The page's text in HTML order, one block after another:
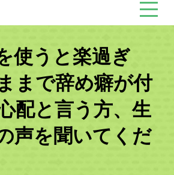
使うと楽過ぎ
まで辞め癖が付
配と言う方、生
声を聞いてくだ